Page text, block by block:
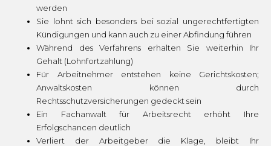
werden
Sie lohnt sich besonders bei sozial ungerechtfertigten
Kündigungen und kann auch zu einer Abfindung führen
Während des Verfahrens erhalten Sie weiterhin Ihr
Gehalt (Lohnfortzahlung)
Für Arbeitnehmer entstehen keine Gerichtskosten;
Anwaltskosten können durch
Rechtsschutzversicherungen gedeckt sein
Ein Fachanwalt für Arbeitsrecht erhöht Ihre
Erfolgschancen deutlich
Verliert der Arbeitgeber die Klage, bleibt Ihr